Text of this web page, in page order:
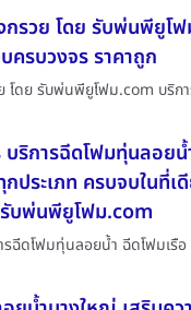
รวย โดย รับพ่นพียูโ
รบวงจร ราคาถูก
โดย รับพ่นพียูโฟม.com บริ
ริการฉีดโฟมทุ่นลอยน้
ประเภท ครบจบในที่เ
บพ่นพียูโฟม.com
ฉีดโฟมทุ่นลอยน้ำ ฉีดโฟมเรื